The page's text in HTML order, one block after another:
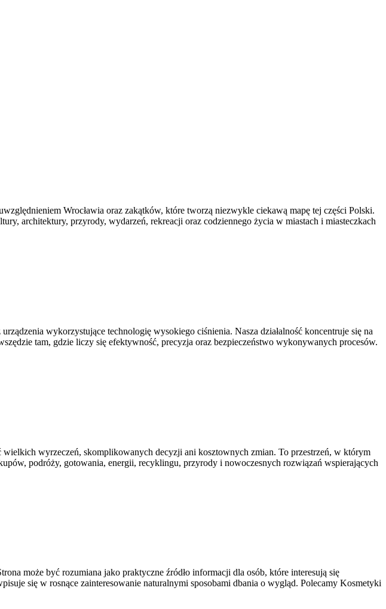
Wrocławia oraz zakątków, które tworzą niezwykle ciekawą mapę tej części Polski.
architektury, przyrody, wydarzeń, rekreacji oraz codziennego życia w miastach i miasteczkach
wykorzystujące technologię wysokiego ciśnienia. Nasza działalność koncentruje się na
tam, gdzie liczy się efektywność, precyzja oraz bezpieczeństwo wykonywanych procesów.
wyrzeczeń, skomplikowanych decyzji ani kosztownych zmian. To przestrzeń, w którym
podróży, gotowania, energii, recyklingu, przyrody i nowoczesnych rozwiązań wspierających
może być rozumiana jako praktyczne źródło informacji dla osób, które interesują się
się w rosnące zainteresowanie naturalnymi sposobami dbania o wygląd. Polecamy Kosmetyki